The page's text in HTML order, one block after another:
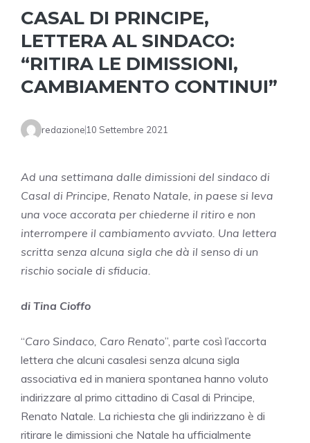
CASAL DI PRINCIPE,
LETTERA AL SINDACO:
“RITIRA LE DIMISSIONI,
CAMBIAMENTO CONTINUI”
redazione 10 Settembre 2021
Ad una settimana dalle dimissioni del sindaco di
Casal di Principe, Renato Natale, in paese si leva
una voce accorata per chiederne il ritiro e non
interrompere il cambiamento avviato. Una lettera
scritta senza alcuna sigla che dà il senso di un
rischio sociale di sfiducia.
di Tina Cioffo
“Caro Sindaco, Caro Renato”, parte così l’accorta
lettera che alcuni casalesi senza alcuna sigla
associativa ed in maniera spontanea hanno voluto
indirizzare al primo cittadino di Casal di Principe,
Renato Natale. La richiesta che gli indirizzano è di
ritirare le dimissioni che Natale ha ufficialmente